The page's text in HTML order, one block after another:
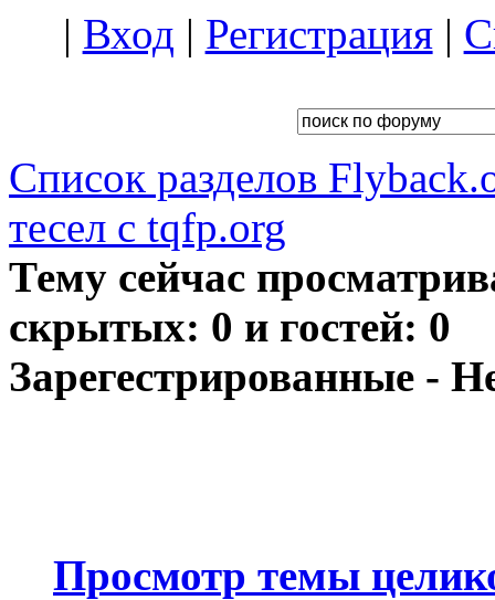
| Вход | Регистрация|
Список разделов
тесел с tqfp.org
Тему сейчас
скрытых: 0 и гостей: 0
Зарегестрированные -
Просмотр темы